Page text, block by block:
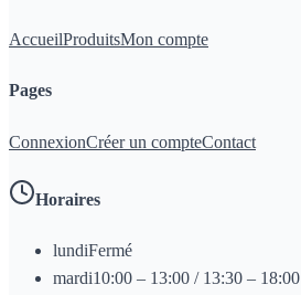
AccueilProduitsMon compte
Pages
ConnexionCréer un compteContact
Horaires
lundiFermé
mardi10:00 – 13:00 / 13:30 – 18:00